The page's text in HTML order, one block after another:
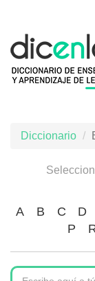
contido
principal
Diccionario
A B C D
P